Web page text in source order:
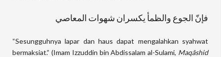
فإنّ الجوع والظمأ يكسران شهوات المعاصي
“Sesungguhnya lapar dan haus dapat mengalahkan syahwat
bermaksiat.” (Imam Izzuddin bin Abdissalam al-Sulami, Maqâshid